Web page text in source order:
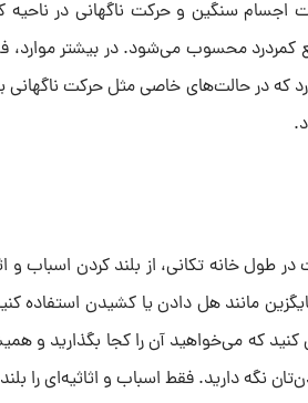
اجسام سنگین و حرکت ناگهانی در
کمردرد محسوب می‌شود. در بیشتر
که در حالت‌های خاصی مثل حرکت
در طول خانه تکانی، از بلند کردن اسباب و
مانند هل دادن یا کشیدن استفاده
که می‌خواهید آن را کجا بگذارید و
نگه دارید. فقط اسباب و اثاثیه‌ای را